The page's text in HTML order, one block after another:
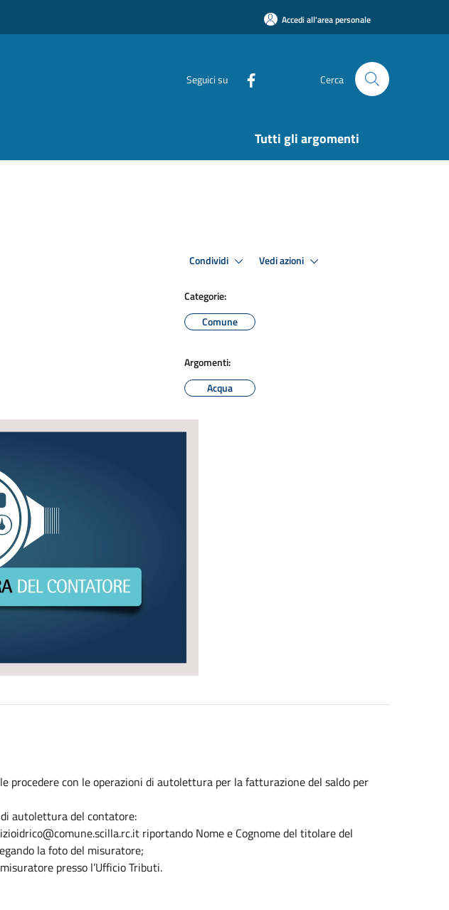
Accedi all'area personale
Seguici su Cerca
Tutti gli argomenti
Condividi Vedi azioni
Categorie:
Comune
Argomenti:
Acqua
procedere con le operazioni di autolettura per la fatturazione del saldo per
di autolettura del contatore:
riportando Nome e Cognome del titolare del
la foto del misuratore;
presso l’Ufficio Tributi.